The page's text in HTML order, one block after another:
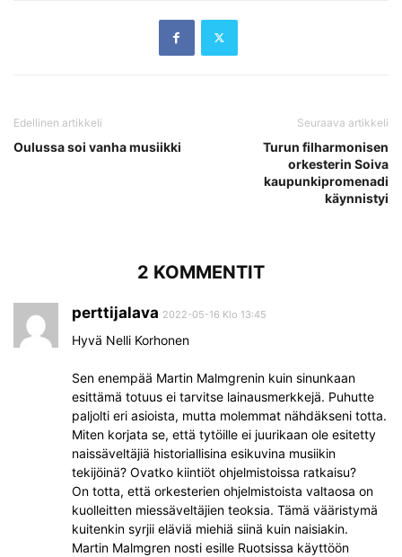
Edellinen artikkeli
Oulussa soi vanha musiikki
Seuraava artikkeli
Turun filharmonisen
orkesterin Soiva
kaupunkipromenadi
käynnistyi
2 KOMMENTIT
perttijalava 2022-05-16 Klo 13:45
Hyvä Nelli Korhonen
Sen enempää Martin Malmgrenin kuin sinunkaan
esittämä totuus ei tarvitse lainausmerkkejä. Puhutte
paljolti eri asioista, mutta molemmat nähdäkseni totta.
Miten korjata se, että tytöille ei juurikaan ole esitetty
naissäveltäjiä historiallisina esikuvina musiikin
tekijöinä? Ovatko kiintiöt ohjelmistoissa ratkaisu?
On totta, että orkesterien ohjelmistoista valtaosa on
kuolleitten miessäveltäjien teoksia. Tämä vääristymä
kuitenkin syrjii eläviä miehiä siinä kuin naisiakin.
Martin Malmgren nosti esille Ruotsissa käyttöön